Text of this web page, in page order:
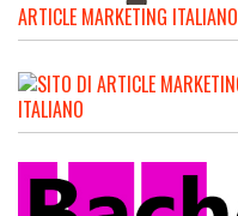
ARTICLE MARKETING ITALIANO
ITALIANO